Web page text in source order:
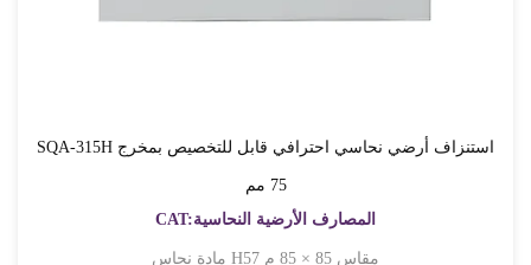
SQA-315H استنزاف أرضي نحاسي احترافي قابل للتخصيص بمخرج
75 مم
CAT:المصارف الأرضية النحاسية
مادة نحاس H57 مقاس 85 × 85 م